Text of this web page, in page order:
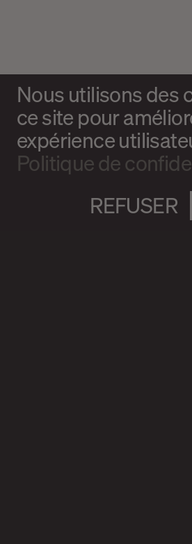
Nous utilisons des
ce site pour
expérience
Politique de
REFUSER